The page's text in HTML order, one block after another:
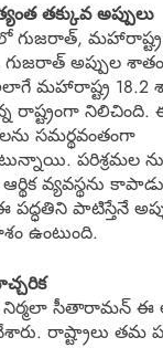
తక్కువ అప్పులు
గుజరాత్, మహారాష్ట్ర
అప్పుల శాతం
మహారాష్ట్ర 18.2
రాష్ట్రంగా నిలిచింది.
సమర్థవంతంగా
పరిశ్రమల
వ్యవస్థను
పద్ధతిని పాటిస్తేనే
ఉంటుంది.
నిర్మలా సీతారామన్ ఈ
చేశారు. రాష్ట్రాలు